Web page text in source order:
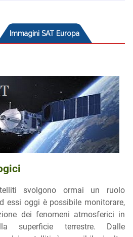
Immagini SAT Europa
svolgono ormai un ruolo
essi oggi è possibile monitorare,
dei fenomeni atmosferici in
superficie terrestre. Dalle